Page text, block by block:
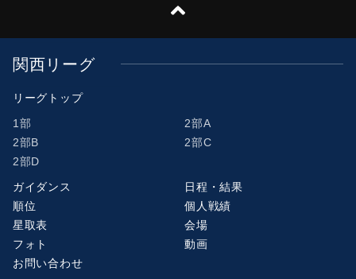
関西リーグ
リーグトップ
1部
2部A
2部B
2部C
2部D
ガイダンス
日程・結果
順位
個人戦績
星取表
会場
フォト
動画
お問い合わせ